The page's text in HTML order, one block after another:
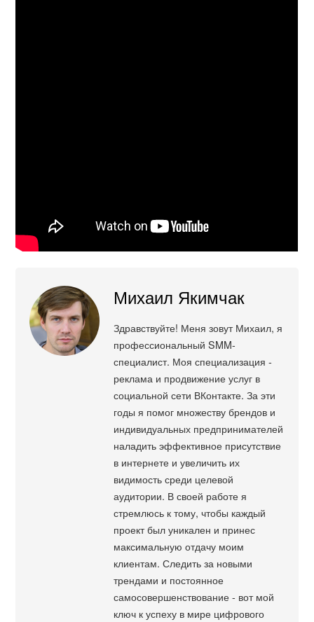
Михаил Якимчак
Здравствуйте! Меня зовут Михаил, я
профессиональный SMM-
специалист. Моя специализация -
реклама и продвижение услуг в
социальной сети ВКонтакте. За эти
годы я помог множеству брендов и
индивидуальных предпринимателей
наладить эффективное присутствие
в интернете и увеличить их
видимость среди целевой
аудитории. В своей работе я
стремлюсь к тому, чтобы каждый
проект был уникален и принес
максимальную отдачу моим
клиентам. Следить за новыми
трендами и постоянное
самосовершенствование - вот мой
ключ к успеху в мире цифрового